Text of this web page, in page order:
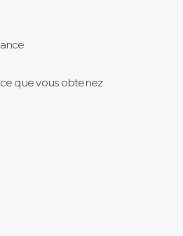
que vous obtenez